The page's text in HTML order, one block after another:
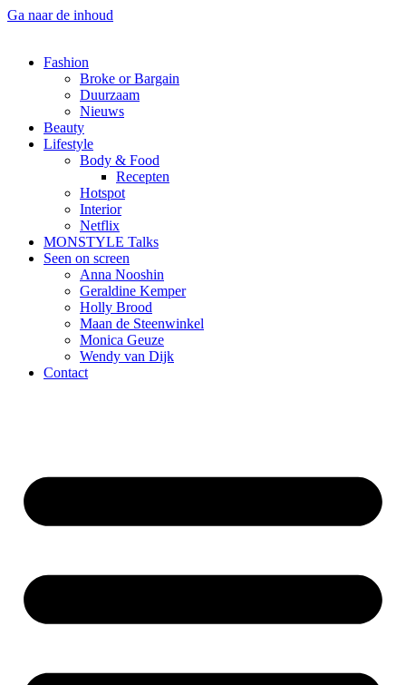
Ga naar de inhoud
Fashion
Broke or Bargain
Duurzaam
Nieuws
Beauty
Lifestyle
Body & Food
Recepten
Hotspot
Interior
Netflix
MONSTYLE Talks
Seen on screen
Anna Nooshin
Geraldine Kemper
Holly Brood
Maan de Steenwinkel
Monica Geuze
Wendy van Dijk
Contact